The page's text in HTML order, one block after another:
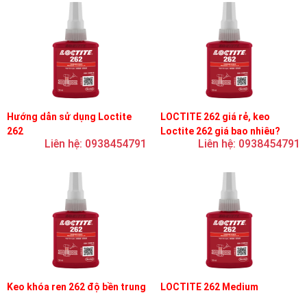
Hướng dẫn sử dụng Loctite
262
Liên hệ: 0938454791
LOCTITE 262 giá rẻ, keo
Loctite 262 giá bao nhiêu?
Liên hệ: 0938454791
Keo khóa ren 262 độ bền trung
LOCTITE 262 Medium